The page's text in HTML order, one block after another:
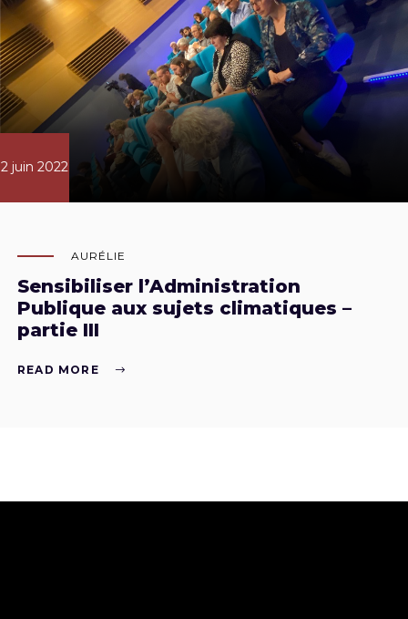
2 juin 2022
AURÉLIE
Sensibiliser l’Administration
Publique aux sujets climatiques –
partie III
READ MORE